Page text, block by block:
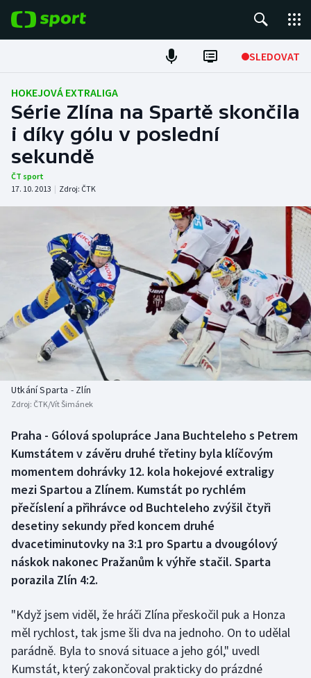
SLEDOVAT
Fotbal
Hokej
Tenis
Atletika
DALŠÍ SPORTY
Americký fotbal
Baseball a softbal
Basketbal
Biatlon
Box
Curling
Dostihy
Florbal
Futsal
Golf
Gymnastika
NEPŘEHLÉDNĚTE
Soutěže
Historické návraty
Aplikace ČT sport
HOKEJOVÁ EXTRALIGA
Série Zlína na Spartě skončila
i díky gólu v poslední
sekundě
ČT sport
17. 10. 2013 | Zdroj: ČTK
Utkání Sparta - Zlín
Zdroj: ČTK/Vít Šimánek
Praha - Gólová spolupráce Jana Buchteleho s Petrem
Kumstátem v závěru druhé třetiny byla klíčovým
momentem dohrávky 12. kola hokejové extraligy
mezi Spartou a Zlínem. Kumstát po rychlém
přečíslení a přihrávce od Buchteleho zvýšil čtyři
desetiny sekundy před koncem druhé
dvacetiminutovky na 3:1 pro Spartu a dvougólový
náskok nakonec Pražanům k výhře stačil. Sparta
porazila Zlín 4:2.
"Když jsem viděl, že hráči Zlína přeskočil puk a Honza
měl rychlost, tak jsme šli dva na jednoho. On to udělal
parádně. Byla to snová situace a jeho gól," uvedl
Kumstát, který zakončoval prakticky do prázdné